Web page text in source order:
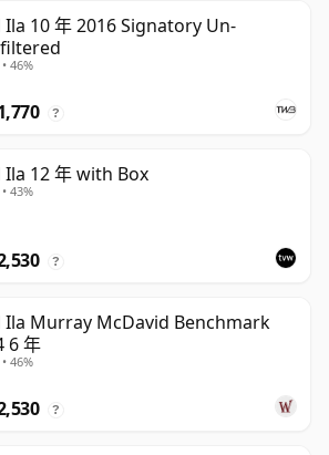
Ila 10 年 2016 Signatory Un-
46%
?
Ila 12 年 with Box
43%
?
Ila Murray McDavid Benchmark
6 年
46%
?